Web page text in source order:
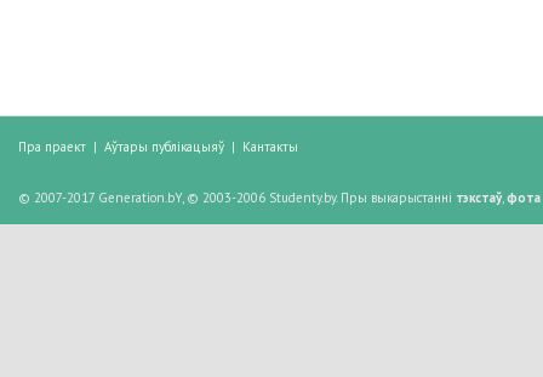
Пра праект | Аўтары публікацыяў | Кантакты
© 2007-2017 Generation.bY, © 2003-2006 Studenty.by. Пры выкарыстанні тэкстаў, фота